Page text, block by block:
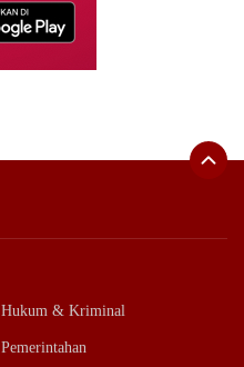
Hukum & Kriminal
Pemerintahan